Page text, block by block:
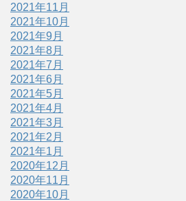
2021年11月
2021年10月
2021年9月
2021年8月
2021年7月
2021年6月
2021年5月
2021年4月
2021年3月
2021年2月
2021年1月
2020年12月
2020年11月
2020年10月